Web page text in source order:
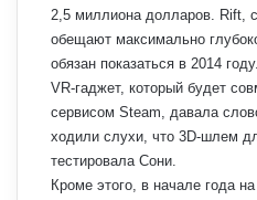
2,5 миллиона долларов. Rift,
обещают максимально
обязан показаться в 2014
VR-гаджет, который будет
сервисом Steam, давала
ходили слухи, что 3D-шлем
тестировала Сони.
Кроме этого, в начале года